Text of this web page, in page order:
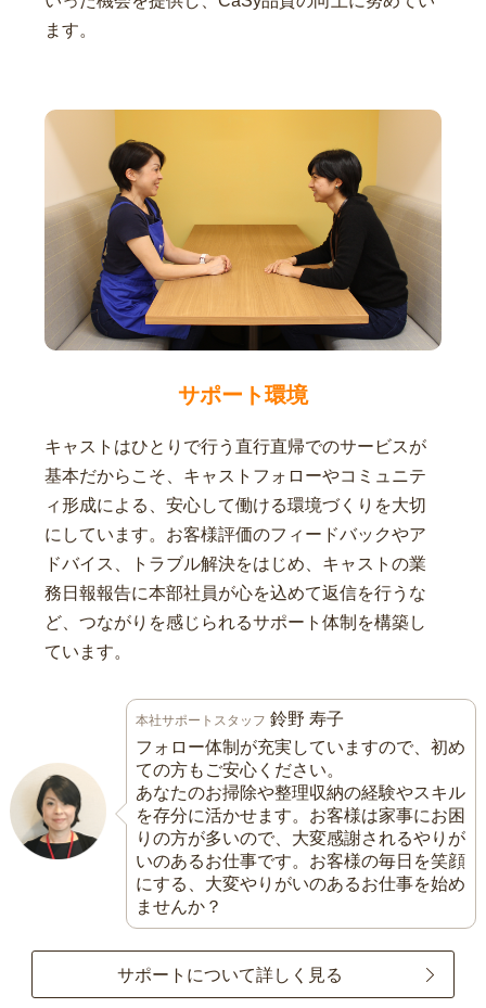
ます。
サポート環境
キャストはひとりで行う直行直帰でのサービスが
基本だからこそ、キャストフォローやコミュニテ
ィ形成による、安心して働ける環境づくりを大切
にしています。お客様評価のフィードバックやア
ドバイス、トラブル解決をはじめ、キャストの業
務日報報告に本部社員が心を込めて返信を行うな
ど、つながりを感じられるサポート体制を構築し
ています。
本社サポートスタッフ 鈴野 寿子
フォロー体制が充実していますので、初め
ての方もご安心ください。
あなたのお掃除や整理収納の経験やスキル
を存分に活かせます。お客様は家事にお困
りの方が多いので、大変感謝されるやりが
いのあるお仕事です。お客様の毎日を笑顔
にする、大変やりがいのあるお仕事を始め
ませんか？
サポートについて詳しく見る